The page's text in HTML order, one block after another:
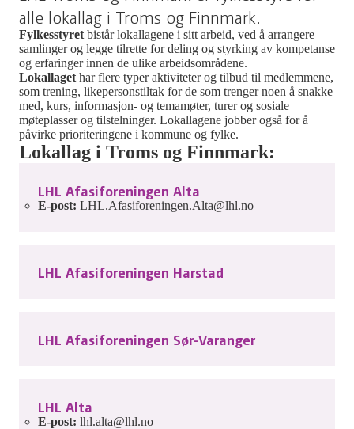
alle lokallag i Troms og Finnmark.
Fylkesstyret bistår lokallagene i sitt arbeid, ved å arrangere
samlinger og legge tilrette for deling og styrking av kompetanse
og erfaringer innen de ulike arbeidsområdene.
Lokallaget har flere typer aktiviteter og tilbud til medlemmene,
som trening, likepersonstiltak for de som trenger noen å snakke
med, kurs, informasjon- og temamøter, turer og sosiale
møteplasser og tilstelninger. Lokallagene jobber også for å
påvirke prioriteringene i kommune og fylke.
Lokallag i Troms og Finnmark:
LHL Afasiforeningen Alta
E-post: LHL.Afasiforeningen.Alta@lhl.no
LHL Afasiforeningen Harstad
LHL Afasiforeningen Sør-Varanger
LHL Alta
E-post: lhl.alta@lhl.no